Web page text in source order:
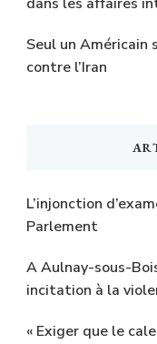
Seul un
contre l’Iran
L’injonction
Parlement
A Aulnay-sous-
incitation à la
« Exiger que le